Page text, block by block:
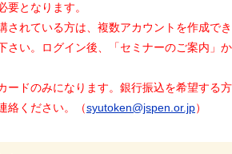
となります。
れている方は、複数アカウントを作成で
さい。ログイン後、「セミナーのご案内」
ドのみになります。銀行振込を希望する
絡ください。（syutoken@jspen.or.jp）